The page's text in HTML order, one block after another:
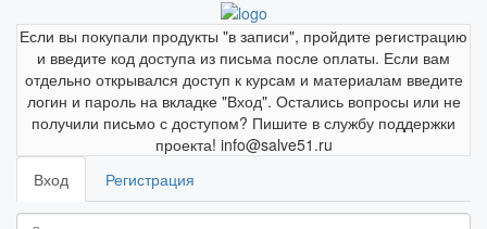
Если вы покупали продукты "в записи", пройдите регистрацию
и введите код доступа из письма после оплаты. Если вам
отдельно открывался доступ к курсам и материалам введите
логин и пароль на вкладке "Вход". Остались вопросы или не
получили письмо с доступом? Пишите в службу поддержки
проекта! info@salve51.ru
Вход
Регистрация